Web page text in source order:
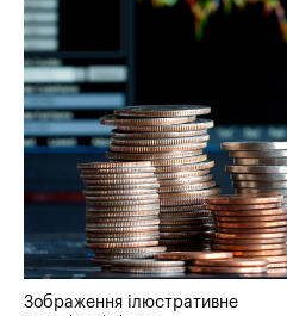
Зображення ілюстративне